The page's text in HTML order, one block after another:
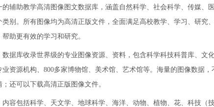
的辅助教学高清图像图文数据库，涵盖自然科学、社会科学、传媒、
类别。所有图像均为高清正版文件，全面满足高校教学、学习、研究
帮助更有效的学习和研究。
数据库收录世界级的专业图像资源、资料，包含科学科技科普库、文
业资源机构、800多家博物馆、美术馆、艺术馆等。海量的图像数据
；还可以下载高清正版图像文件。
内容包括科学、天文学、地球科学、海洋、动物、植物、花、科技（